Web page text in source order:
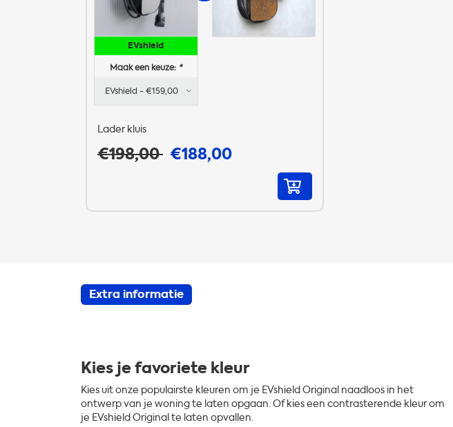
EVshield
Maak een keuze: *
Lader kluis
€198,00 €188,00
Extra informatie
Kies je favoriete kleur
Kies uit onze populairste kleuren om je EVshield Original naadloos in het
ontwerp van je woning te laten opgaan. Of kies een contrasterende kleur om
je EVshield Original te laten opvallen.